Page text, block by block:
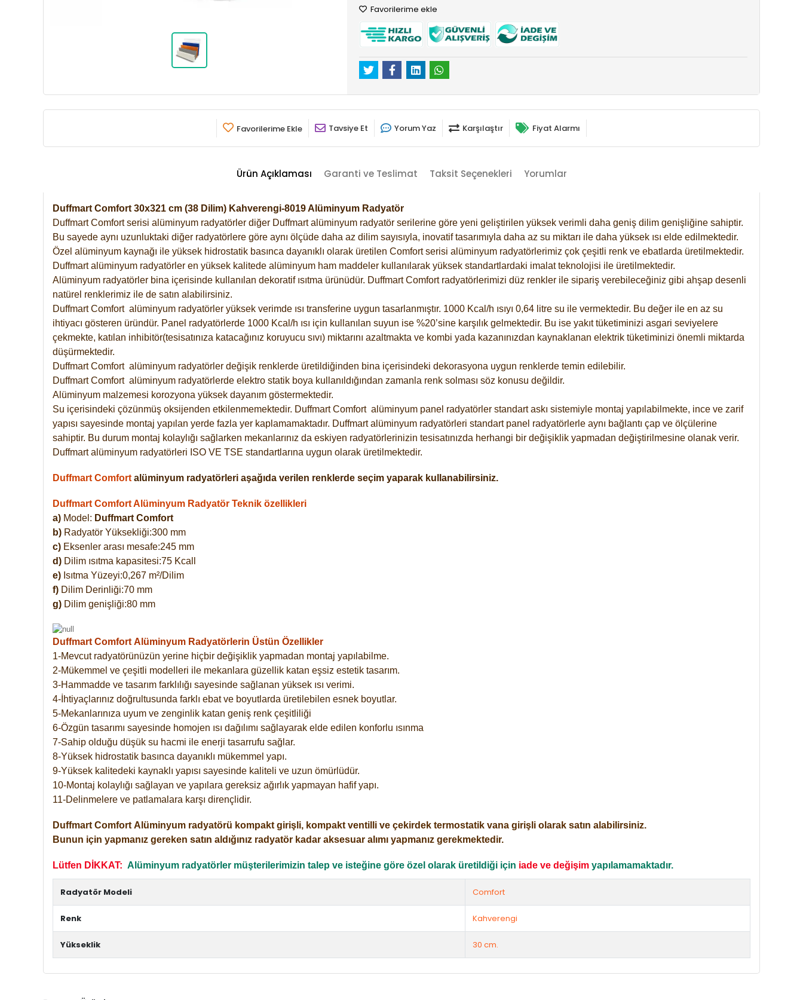
Favorilerime ekle
Favorilerime Ekle Tavsiye Et Yorum Yaz Karşılaştır Fiyat Alarmı
Ürün Açıklaması Garanti ve Teslimat Taksit Seçenekleri Yorumlar
Duffmart Comfort 30x321 cm (38 Dilim) Kahverengi-8019 Alüminyum Radyatör
Duffmart Comfort serisi alüminyum radyatörler diğer Duffmart alüminyum radyatör serilerine göre yeni geliştirilen yüksek verimli daha geniş dilim genişliğine sahiptir.
Bu sayede aynı uzunluktaki diğer radyatörlere göre aynı ölçüde daha az dilim sayısıyla, inovatif tasarımıyla daha az su miktarı ile daha yüksek ısı elde edilmektedir.
Özel alüminyum kaynağı ile yüksek hidrostatik basınca dayanıklı olarak üretilen Comfort serisi alüminyum radyatörlerimiz çok çeşitli renk ve ebatlarda üretilmektedir.
Duffmart alüminyum radyatörler en yüksek kalitede alüminyum ham maddeler kullanılarak yüksek standartlardaki imalat teknolojisi ile üretilmektedir.
Alüminyum radyatörler bina içerisinde kullanılan dekoratif ısıtma ürünüdür. Duffmart Comfort radyatörlerimizi düz renkler ile sipariş verebileceğiniz gibi ahşap desenli
natürel renklerimiz ile de satın alabilirsiniz.
Duffmart Comfort alüminyum radyatörler yüksek verimde ısı transferine uygun tasarlanmıştır. 1000 Kcal/h ısıyı 0,64 litre su ile vermektedir. Bu değer ile en az su
ihtiyacı gösteren üründür. Panel radyatörlerde 1000 Kcal/h ısı için kullanılan suyun ise %20’sine karşılık gelmektedir. Bu ise yakıt tüketiminizi asgari seviyelere
çekmekte, katılan inhibitör(tesisatınıza katacağınız koruyucu sıvı) miktarını azaltmakta ve kombi yada kazanınızdan kaynaklanan elektrik tüketiminizi önemli miktarda
düşürmektedir.
Duffmart Comfort alüminyum radyatörler değişik renklerde üretildiğinden bina içerisindeki dekorasyona uygun renklerde temin edilebilir.
DuffmartComfort alüminyum radyatörlerde elektro statik boya kullanıldığından zamanla renk solması söz konusu değildir.
Alüminyum malzemesi korozyona yüksek dayanım göstermektedir.
Su içerisindeki çözünmüş oksijenden etkilenmemektedir. DuffmartComfort alüminyum panel radyatörler standart askı sistemiyle montaj yapılabilmekte, ince ve zarif
yapısı sayesinde montaj yapılan yerde fazla yer kaplamamaktadır. Duffmart alüminyum radyatörleri standart panel radyatörlerle aynı bağlantı çap ve ölçülerine
sahiptir. Bu durum montaj kolaylığı sağlarken mekanlarınız da eskiyen radyatörlerinizin tesisatınızda herhangi bir değişiklik yapmadan değiştirilmesine olanak verir.
Duffmart alüminyum radyatörleri ISO VE TSE standartlarına uygun olarak üretilmektedir.
Duffmart Comfort alüminyum radyatörleri aşağıda verilen renklerde seçim yaparak kullanabilirsiniz.
Duffmart Comfort Alüminyum Radyatör Teknik özellikleri
a) Model: Duffmart Comfort
b) Radyatör Yüksekliği:300 mm
c) Eksenler arası mesafe:245 mm
d) Dilim ısıtma kapasitesi:75 Kcall
e) Isıtma Yüzeyi:0,267 m²/Dilim
f) Dilim Derinliği:70 mm
g) Dilim genişliği:80 mm
Duffmart Comfort Alüminyum Radyatörlerin Üstün Özellikler
1-Mevcut radyatörünüzün yerine hiçbir değişiklik yapmadan montaj yapılabilme.
2-Mükemmel ve çeşitli modelleri ile mekanlara güzellik katan eşsiz estetik tasarım.
3-Hammadde ve tasarım farklılığı sayesinde sağlanan yüksek ısı verimi.
4-İhtiyaçlarınız doğrultusunda farklı ebat ve boyutlarda üretilebilen esnek boyutlar.
5-Mekanlarınıza uyum ve zenginlik katan geniş renk çeşitliliği
6-Özgün tasarımı sayesinde homojen ısı dağılımı sağlayarak elde edilen konforlu ısınma
7-Sahip olduğu düşük su hacmi ile enerji tasarrufu sağlar.
8-Yüksek hidrostatik basınca dayanıklı mükemmel yapı.
9-Yüksek kalitedeki kaynaklı yapısı sayesinde kaliteli ve uzun ömürlüdür.
10-Montaj kolaylığı sağlayan ve yapılara gereksiz ağırlık yapmayan hafif yapı.
11-Delinmelere ve patlamalara karşı dirençlidir.
Duffmart Comfort Alüminyum radyatörü kompakt girişli, kompakt ventilli ve çekirdek termostatik vana girişli olarak satın alabilirsiniz.
Bunun için yapmanız gereken satın aldığınız radyatör kadar aksesuar alımı yapmanız gerekmektedir.
Lütfen DİKKAT: Alüminyum radyatörler müşterilerimizin talep ve isteğine göre özel olarak üretildiği için iade ve değişim yapılamamaktadır.
Radyatör Modeli Comfort
Renk Kahverengi
Yükseklik 30 cm.